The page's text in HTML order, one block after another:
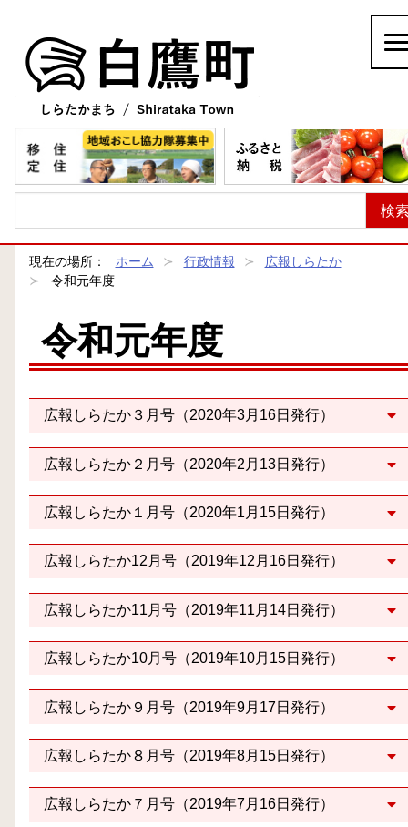
現在の場所： ホーム 行政情報
広報しらたか
令和元年度
令和元年度
広報しらたか３月号（2020年3月16日発行）
広報しらたか２月号（2020年2月13日発行）
広報しらたか１月号（2020年1月15日発行）
広報しらたか12月号（2019年12月16日発行）
広報しらたか11月号（2019年11月14日発行）
広報しらたか10月号（2019年10月15日発行）
広報しらたか９月号（2019年9月17日発行）
広報しらたか８月号（2019年8月15日発行）
広報しらたか７月号（2019年7月16日発行）